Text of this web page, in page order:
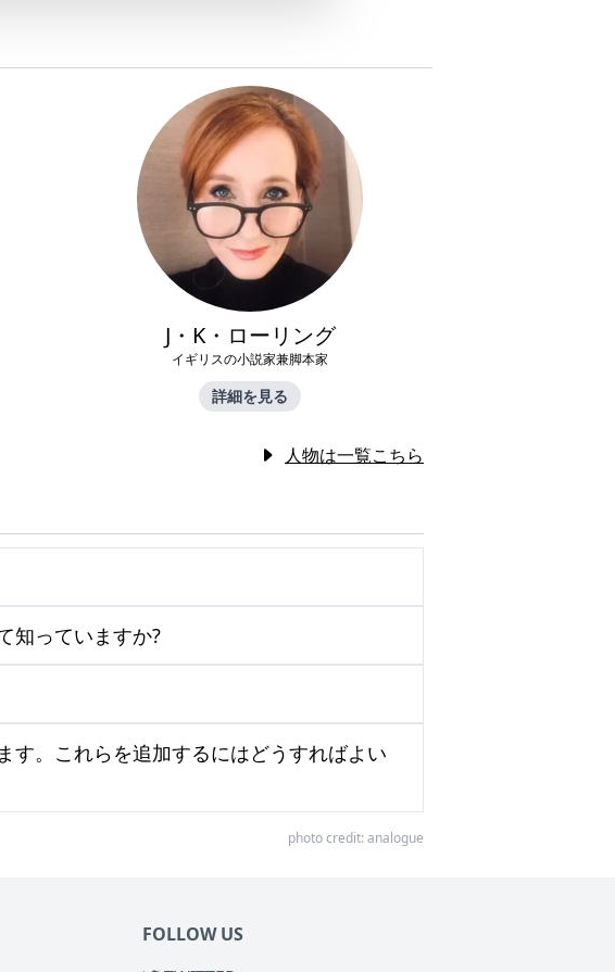
J・K・ローリング
イギリスの小説家兼脚本家
詳細を見る
人物は一覧こちら
知っていますか?
す。これらを追加するにはどうすればよい
photo credit: analogue
FOLLOW US